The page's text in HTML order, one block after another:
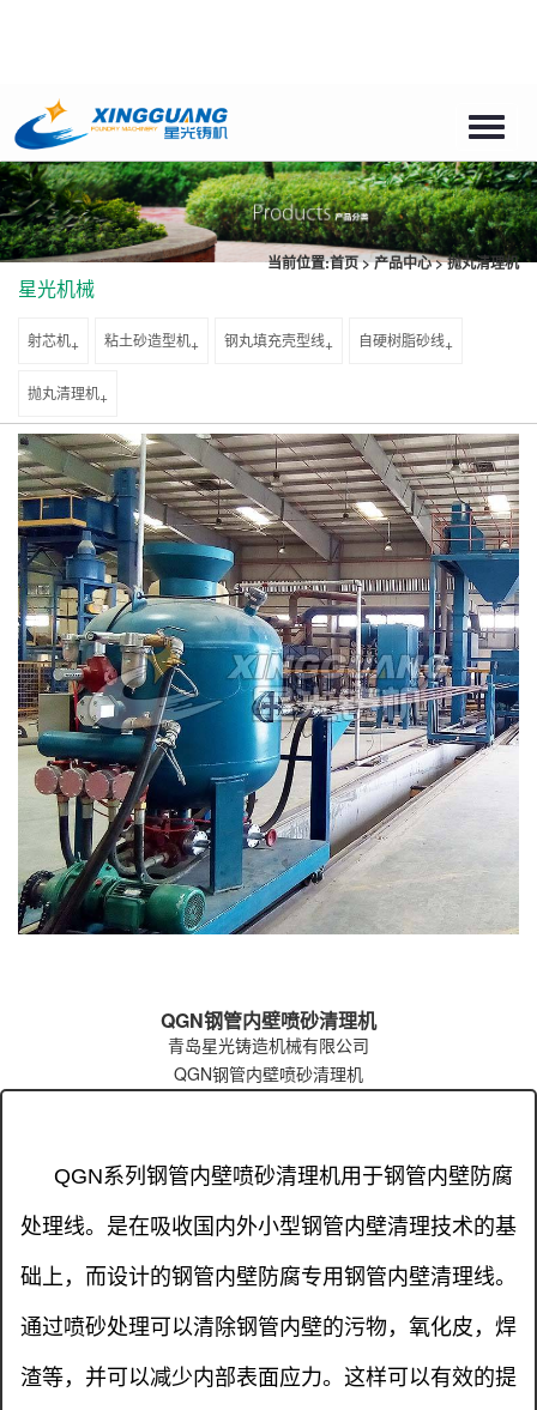
Toggle
当前位置:首页>产品中心>抛丸清理机
星光机械
+
射芯机 +
粘土砂造型机 +
钢丸填充壳型线 +
自硬树脂砂线
+
抛丸清理机
QGN钢管内壁喷砂清理机
青岛星光铸造机械有限公司
QGN钢管内壁喷砂清理机
QGN系列 钢管内壁喷砂清理机用于钢管内壁防腐
处理线。是在吸收国内外小型钢管内壁清理技术的基
础上，而设计的钢管内壁防腐专用钢管内壁清理线。
通过喷砂处理可以清除钢管内壁的污物，氧化皮，焊
渣等，并可以减少内部表面应力。这样可以有效的提